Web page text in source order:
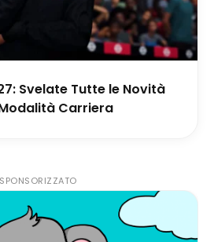
Svelate Tutte le Novità
Carriera
SPONSORIZZATO